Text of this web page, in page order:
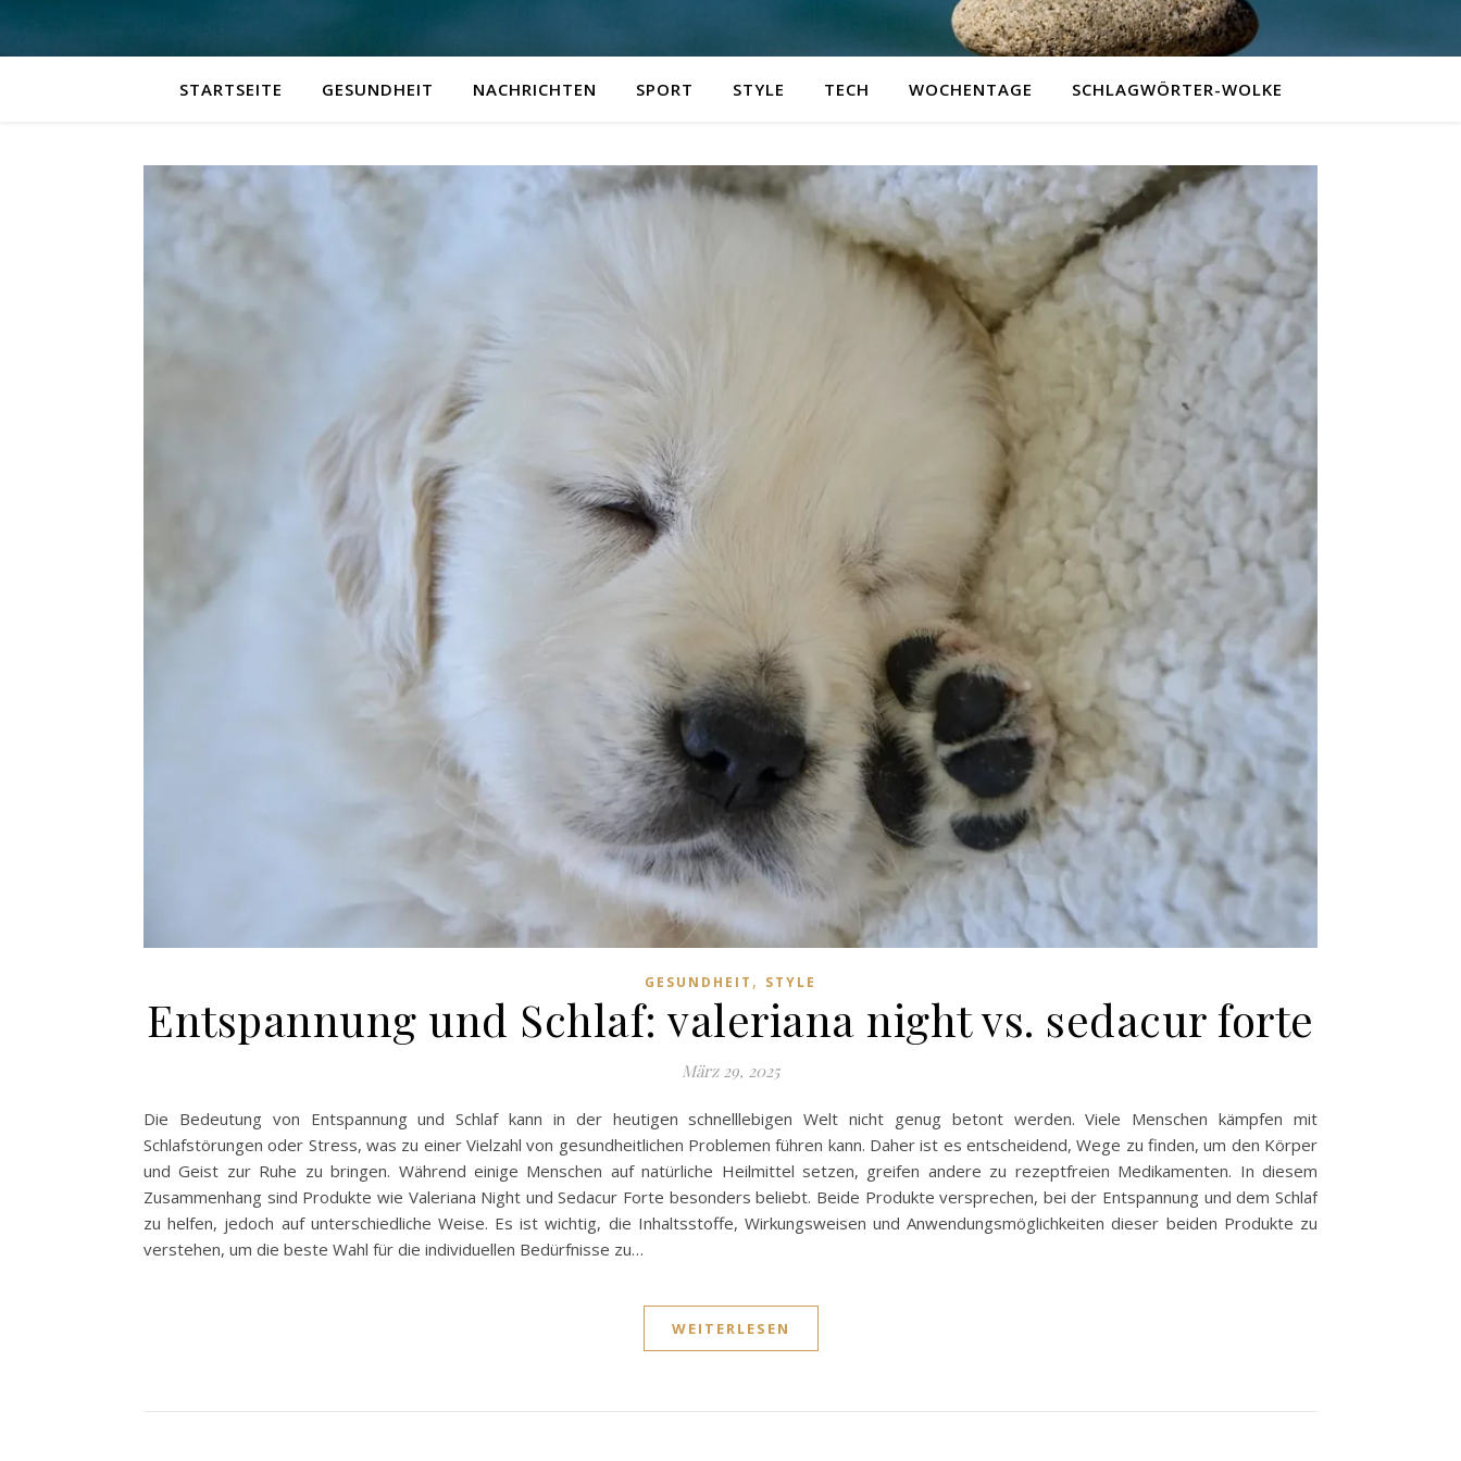
STARTSEITE GESUNDHEIT NACHRICHTEN SPORT STYLE TECH WOCHENTAGE SCHLAGWÖRTER-WOLKE
GESUNDHEIT , STYLE
Entspannung und Schlaf: valeriana night vs. sedacur forte
März 29, 2025
Die Bedeutung von Entspannung und Schlaf kann in der heutigen schnelllebigen Welt nicht genug betont werden. Viele Menschen kämpfen mit
Schlafstörungen oder Stress, was zu einer Vielzahl von gesundheitlichen Problemen führen kann. Daher ist es entscheidend, Wege zu finden, um den Körper
und Geist zur Ruhe zu bringen. Während einige Menschen auf natürliche Heilmittel setzen, greifen andere zu rezeptfreien Medikamenten. In diesem
Zusammenhang sind Produkte wie Valeriana Night und Sedacur Forte besonders beliebt. Beide Produkte versprechen, bei der Entspannung und dem Schlaf
zu helfen, jedoch auf unterschiedliche Weise. Es ist wichtig, die Inhaltsstoffe, Wirkungsweisen und Anwendungsmöglichkeiten dieser beiden Produkte zu
verstehen, um die beste Wahl für die individuellen Bedürfnisse zu…
WEITERLESEN